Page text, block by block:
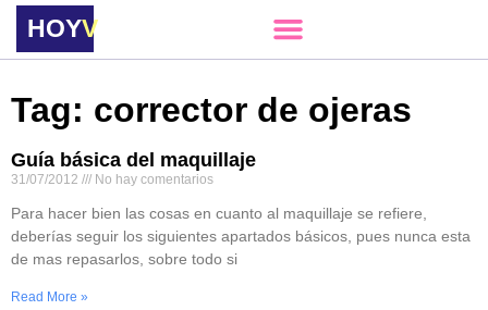
HOYVERE
Tag: corrector de ojeras
Guía básica del maquillaje
31/07/2012 No hay comentarios
Para hacer bien las cosas en cuanto al maquillaje se refiere,
deberías seguir los siguientes apartados básicos, pues nunca esta
de mas repasarlos, sobre todo si
Read More »